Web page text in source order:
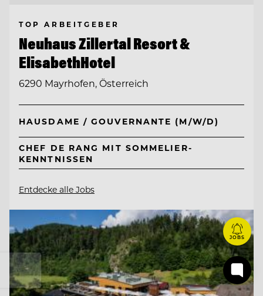
TOP ARBEITGEBER
Neuhaus Zillertal Resort &
ElisabethHotel
6290 Mayrhofen, Österreich
HAUSDAME / GOUVERNANTE (M/W/D)
CHEF DE RANG MIT SOMMELIER-
KENNTNISSEN
Entdecke alle Jobs
JOBS